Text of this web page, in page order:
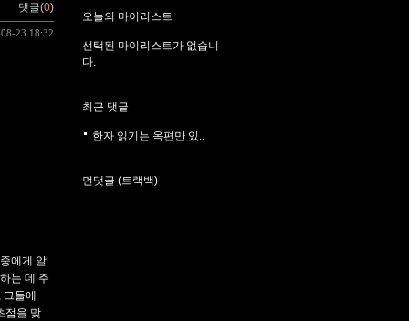
댓글(0)
23 18:32
에게 알
는 데 주
들에
점을 맞
오늘의 마이리스트
선택된 마이리스트가 없습니
다.
최근 댓글
한자 읽기는 옥편만 있..
먼댓글 (트랙백)